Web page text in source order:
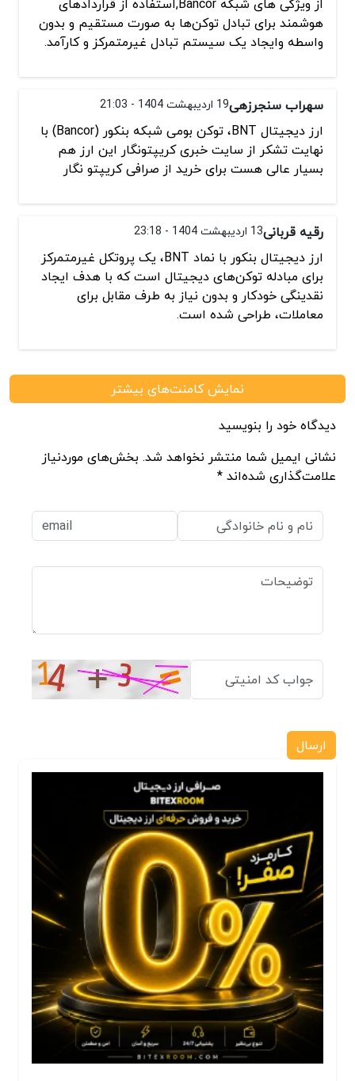
هوشمند برای تبادل توکن‌ها به صورت مستقیم و بدون
واسطه وایجاد یک سیستم تبادل غیرمتمرکز و کارآمد.
سهراب سنجرزهی19 اردیبهشت 1404 - 21:03
ارز دیجیتال BNT، توکن بومی شبکه بنکور (Bancor) با
نهایت تشکر از سایت خبری کریپتونگار این ارز هم
بسیار عالی هست برای خرید از صرافی کریپتو نگار
رقیه قربانی13 اردیبهشت 1404 - 23:18
ارز دیجیتال بنکور با نماد BNT، یک پروتکل غیرمتمرکز
برای مبادله توکن‌های دیجیتال است که با هدف ایجاد
نقدینگی خودکار و بدون نیاز به طرف مقابل برای
معاملات، طراحی شده است.
نمایش کامنت‌های بیشتر
دیدگاه خود را بنویسید
نشانی ایمیل شما منتشر نخواهد شد. بخش‌های موردنیاز
علامت‌گذاری شده‌اند *
ارسال